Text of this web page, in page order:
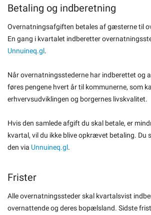
Betaling og indberetning
Overnatningsafgiften betales af gæsterne til
En gang i kvartalet indberetter
Unnuineq.gl.
Når overnatningsstederne har indberettet og
føres pengene hvert år til kommunerne, som
erhvervsudviklingen og borgernes livskvalitet.
Hvis den samlede afgift du skal betale, er
kvartal, vil du ikke blive opkrævet betaling. Du
den via Unnuineq.gl.
Frister
Alle overnatningssteder skal kvartalsvist
overnattende og deres bopælsland. Sidste